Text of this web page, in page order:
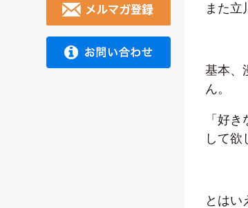
また立
基本、
ん。
「好
して欲
とはい